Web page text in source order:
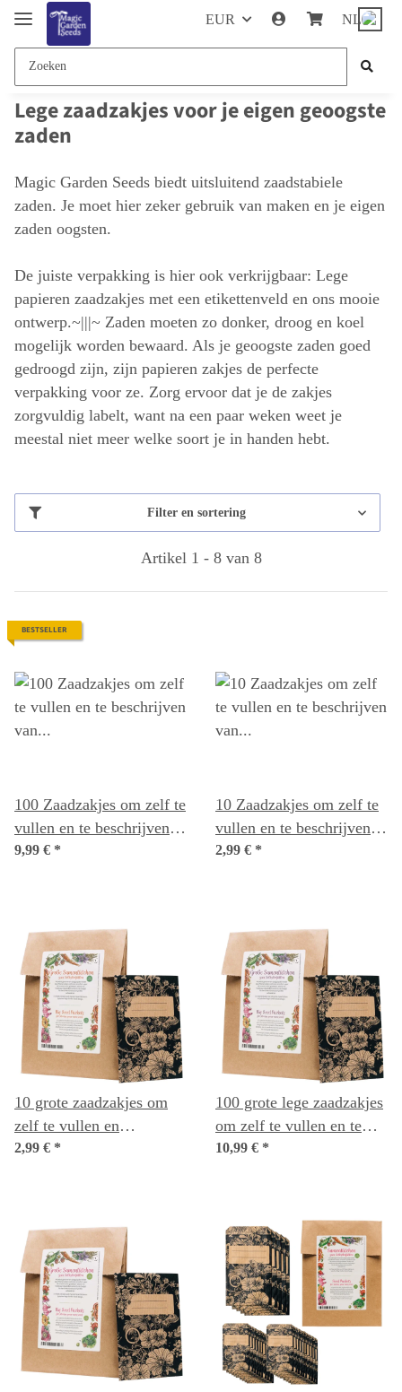
EUR NL
Lege zaadzakjes voor je eigen geoogste
zaden
Magic Garden Seeds biedt uitsluitend zaadstabiele
zaden. Je moet hier zeker gebruik van maken en je eigen
zaden oogsten.
De juiste verpakking is hier ook verkrijgbaar: Lege
papieren zaadzakjes met een etikettenveld en ons mooie
ontwerp.~|||~ Zaden moeten zo donker, droog en koel
mogelijk worden bewaard. Als je geoogste zaden goed
gedroogd zijn, zijn papieren zakjes de perfecte
verpakking voor ze. Zorg ervoor dat je de zakjes
zorgvuldig labelt, want na een paar weken weet je
meestal niet meer welke soort je in handen hebt.
Filter en sortering
Artikel 1 - 8 van 8
BESTSELLER
100 Zaadzakjes om zelf te
vullen en te beschrijven
van zelf geoogste zaden
9,99 € *
10 Zaadzakjes om zelf te
vullen en te beschrijven
van zelf geoogste zaden
2,99 € *
10 grote zaadzakjes om
zelf te vullen en
beschrijven voor zelf
kleine korrels
2,99 € *
100 grote lege zaadzakjes
om zelf te vullen en te
beschrijven voor zelf
10,99 € *